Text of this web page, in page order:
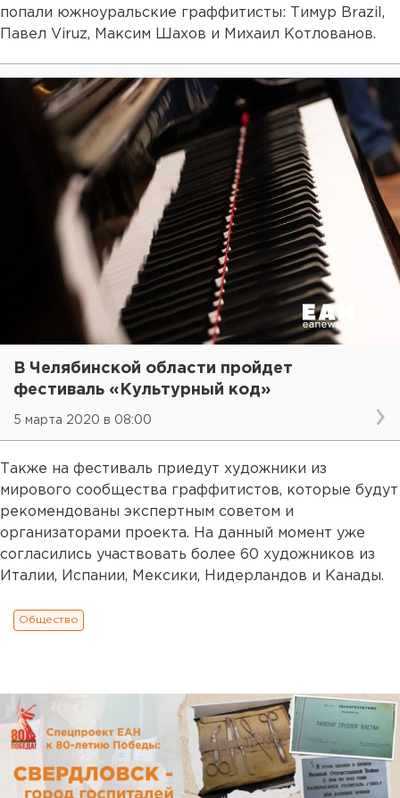
попали южноуральские граффитисты: Тимур Brazil,
Павел Viruz, Максим Шахов и Михаил Котлованов.
В Челябинской области пройдет
фестиваль «Культурный код»
5 марта 2020 в 08:00
Также на фестиваль приедут художники из
мирового сообщества граффитистов, которые будут
рекомендованы экспертным советом и
организаторами проекта. На данный момент уже
согласились участвовать более 60 художников из
Италии, Испании, Мексики, Нидерландов и Канады.
Общество